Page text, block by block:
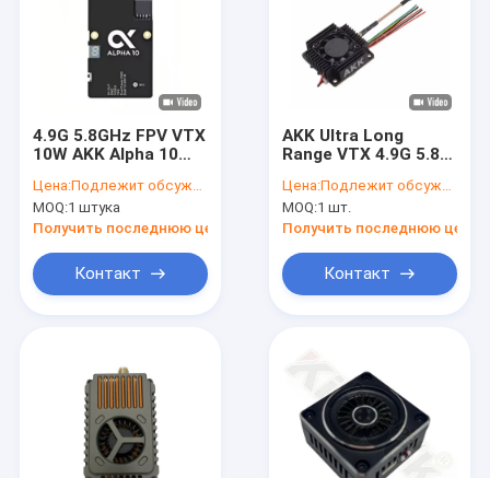
4.9G 5.8GHz FPV VTX
10W AKK Alpha 10
Video Transmitter
TBS
Цена:Подлежит обсуждению
MOQ:1 штука
Получить последнюю цену
Контакт
AKK Ultra Long
Range VTX 4.9G 5.8G
VTX Беспилотный
беспилотник
видеопередача
Цена:Подлежит обсуждению
MOQ:1 шт.
Получить последнюю цену
Контакт